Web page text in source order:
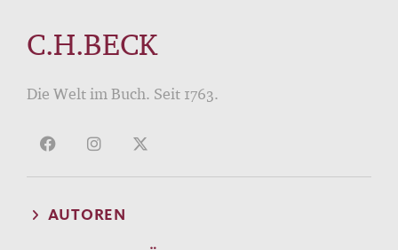
C.H.BECK
Die Welt im Buch. Seit 1763.
AUTOREN